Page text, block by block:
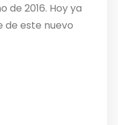
de 2016. Hoy ya
de este nuevo
– The
ha anunciado